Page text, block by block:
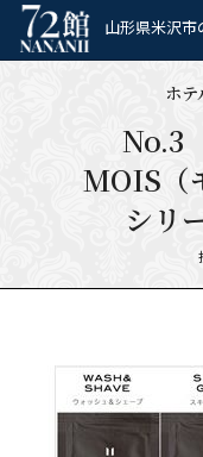
ホ
山形県米沢市
ホ
No.3
MOIS（
シリ